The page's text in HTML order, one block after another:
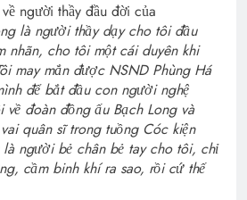
người thầy đầu đời của
là người thầy dạy cho tôi đầu
nhãn, cho tôi một cái duyên khi
may mắn được NSND Phùng Há
để bắt đầu con người nghệ
đoàn đồng ấu Bạch Long và
quân sĩ trong tuồng Cóc kiện
là người bẻ chân bẻ tay cho tôi, chỉ
cầm binh khí ra sao, rồi cứ thế